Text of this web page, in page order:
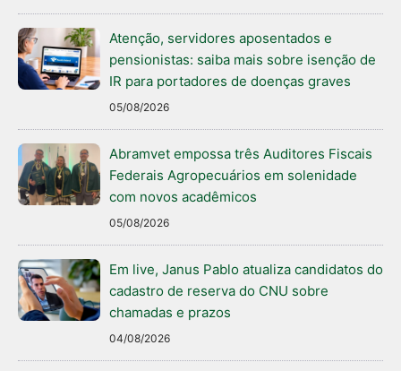
Atenção, servidores aposentados e
pensionistas: saiba mais sobre isenção de
IR para portadores de doenças graves
05/08/2026
Abramvet empossa três Auditores Fiscais
Federais Agropecuários em solenidade
com novos acadêmicos
05/08/2026
Em live, Janus Pablo atualiza candidatos do
cadastro de reserva do CNU sobre
chamadas e prazos
04/08/2026